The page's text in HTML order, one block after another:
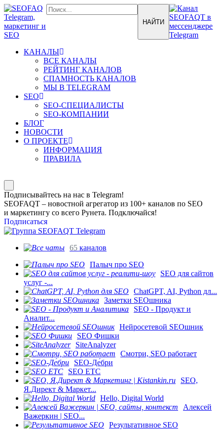
КАНАЛЫ
ВСЕ КАНАЛЫ
РЕЙТИНГ КАНАЛОВ
СПАМНОСТЬ КАНАЛОВ
МЫ В TELEGRAM
SEO
SEO-СПЕЦИАЛИСТЫ
SEO-КОМПАНИИ
БЛОГ
НОВОСТИ
О ПРОЕКТЕ
ИНФОРМАЦИЯ
ПРАВИЛА
Подписывайтесь на нас в Telegram!
SEOFAQT – новостной агрегатор из 100+ каналов по SEO
и маркетингу со всего Рунета. Подключайся!
Подписаться
65 каналов
Палыч про SEO
SEO для сайтов
услуг -...
ChatGPT, AI, Python дл...
Заметки SEOшника
SEO - Продукт и
Аналит...
Нейросетевой SEOшник
SEO Фишки
SiteAnalyzer
Смотри, SEO работает
SEO-Де́бри
SEO ETC
SEO,
Я.Директ & Маркет...
Hello, Digital World
Алексей
Важеркин | SEO...
Результативное SEO